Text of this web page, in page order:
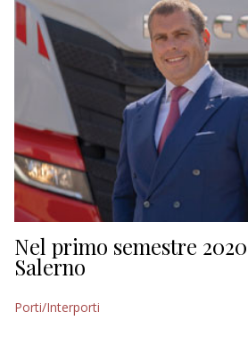
Nel primo semestre
Salerno
Porti/Interporti